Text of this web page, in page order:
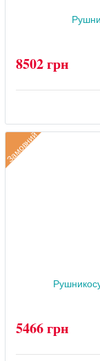
8502 грн
Замовний
5466 грн